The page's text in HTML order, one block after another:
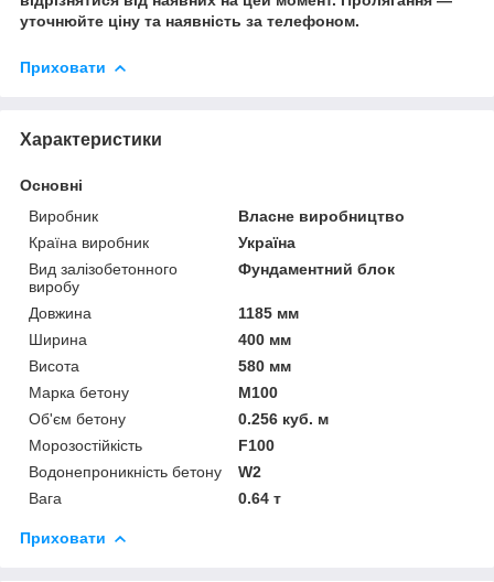
уточнюйте ціну та наявність за телефоном.
Приховати
Характеристики
Основні
Виробник
Власне виробництво
Країна виробник
Україна
Вид залізобетонного
виробу
Фундаментний блок
Довжина
1185 мм
Ширина
400 мм
Висота
580 мм
Марка бетону
М100
Об'єм бетону
0.256 куб. м
Морозостійкість
F100
Водонепроникність бетону
W2
Вага
0.64 т
Приховати